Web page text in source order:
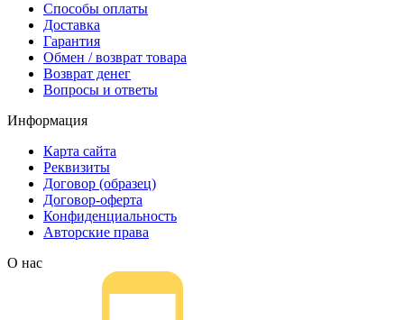
Способы оплаты
Доставка
Гарантия
Обмен / возврат товара
Возврат денег
Вопросы и ответы
Информация
Карта сайта
Реквизиты
Договор (образец)
Договор-оферта
Конфиденциальность
Авторские права
О нас